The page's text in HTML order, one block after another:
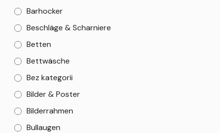
Barhocker
Beschläge & Scharniere
Betten
Bettwäsche
Bez kategorii
Bilder & Poster
Bilderrahmen
Bullaugen